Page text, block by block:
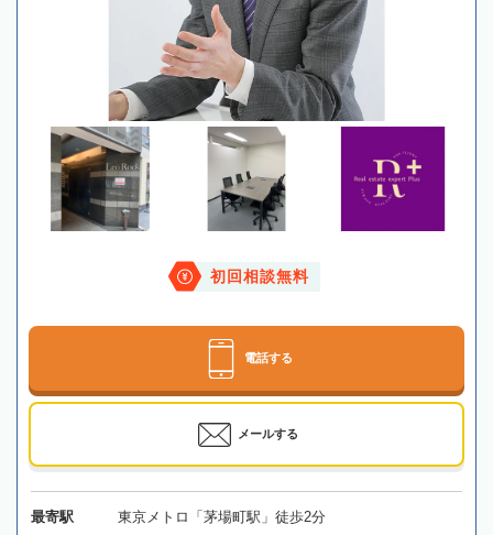
初回相談無料
電話する
メールする
最寄駅 東京メトロ「茅場町駅」徒歩2分